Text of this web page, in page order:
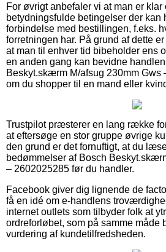
For øvrigt anbefaler vi at man er klar
betydningsfulde betingelser der
forbindelse med bestillingen, f.eks.
forretningen har. På grund af dette
at man til enhver tid bibeholder ens
en anden gang kan bevidne
Beskyt.skærm M/afsug 230mm Gws
om du shopper til en mand eller
Trustpilot præsterer en lang række
at eftersøge en stor gruppe øvrige
den grund er det fornuftigt, at du
bedømmelser af Bosch
– 2602025285 før du handler.
Facebook giver dig lignende de
få en idé om e-handlens
internet outlets som tilbyder folk at
ordreforløbet, som på samme måde
vurdering af kundetilfredsheden.